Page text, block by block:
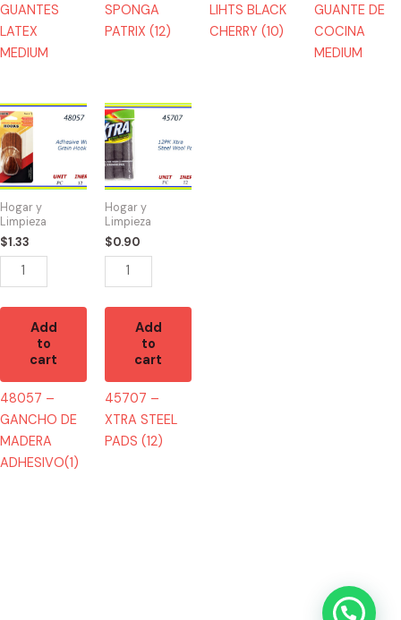
GUANTES
LATEX
MEDIUM
SPONGA
PATRIX (12)
LIHTS BLACK
CHERRY (10)
GUANTE DE
COCINA
MEDIUM
Hogar y
Limpieza
$1.33
48057
-
GANCHO
DE
MADERA
ADHESIVO(1)
quantity
Add
to
cart
48057 –
GANCHO DE
MADERA
ADHESIVO(1)
Hogar y
Limpieza
$0.90
45707
-
XTRA
STEEL
PADS
(12)
quantity
Add
to
cart
45707 –
XTRA STEEL
PADS (12)